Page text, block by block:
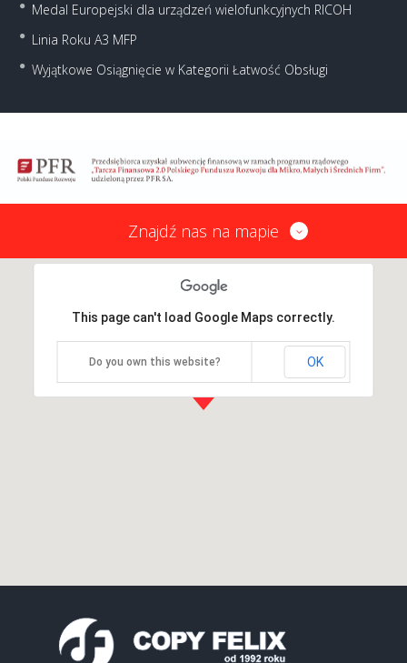
Medal Europejski dla urządzeń wielofunkcyjnych RICOH
Linia Roku A3 MFP
Wyjątkowe Osiągnięcie w Kategorii Łatwość Obsługi
Znajdź nas na mapie
This page can't load Google Maps correctly.
Do you own this website? OK